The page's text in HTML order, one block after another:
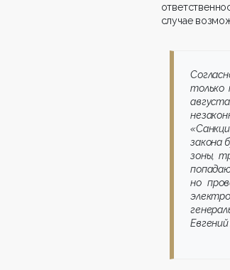
случае
только
закона
зоны,
но
Евгений